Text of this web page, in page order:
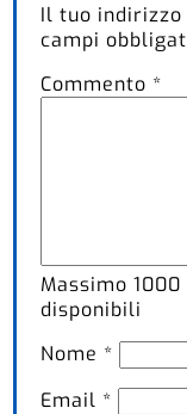
Il tuo indirizzo
campi
Commento *
Massimo1000
disponibili
Nome *
Email *